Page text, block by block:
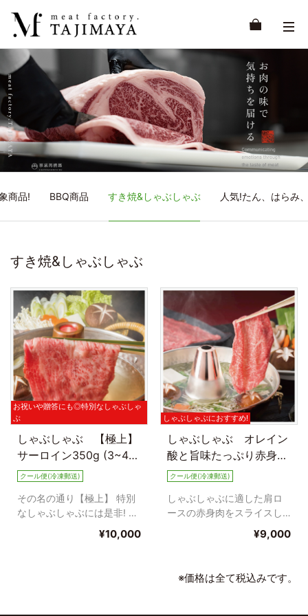
商品! BBQ商品 すき焼&しゃぶしゃぶ 人気!たん、はらみ
すき焼&しゃぶしゃぶ
お祝いや贈答にも◎特別なしゃぶしゃ
ぶ
しゃぶしゃぶ 【極上】
サーロイン350g (3~4人
前)
クール便(冷凍郵送)
その名の通り【極上】 特別
なしゃぶしゃぶには是非! サ
が高く、脂っこくありませ...
¥10,000
しゃぶしゃぶにおすすめ!
しゃぶしゃぶ オレイン
酸と旨味たっぷり赤身ロ
ース350g (3~4人前)
クール便(冷凍郵送)
しゃぶしゃぶに適した肩ロ
ースの赤身肉をスライスし
も旨味が強い部位の一つで
¥9,000
※価格は全て税込みです。